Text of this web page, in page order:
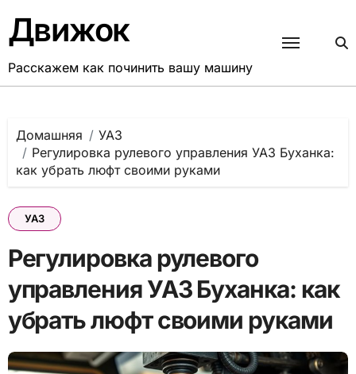
содержанию
Движок
Расскажем как починить вашу машину
Домашняя
УАЗ
Регулировка рулевого управления УАЗ Буханка:
как убрать люфт своими руками
УАЗ
Регулировка рулевого
управления УАЗ Буханка: как
убрать люфт своими руками